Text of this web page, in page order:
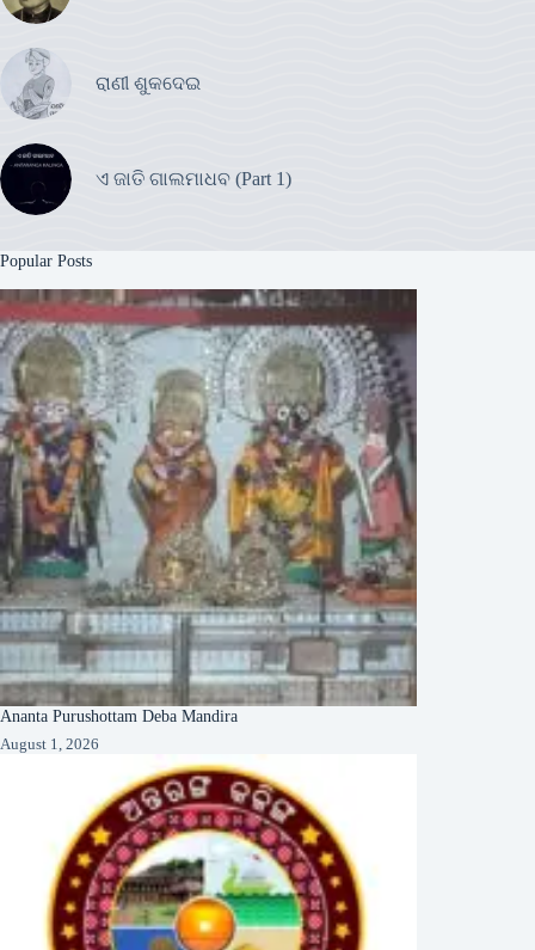
ରାଣୀ ଶୁକଦେଇ
ଏ ଜାତି ଗାଲମାଧବ (Part 1)
Popular Posts
Ananta Purushottam Deba Mandira
August 1, 2026